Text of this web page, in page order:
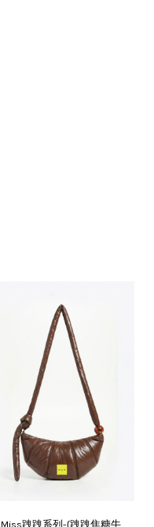
Miss跩跩系列-{跩跩焦糖牛